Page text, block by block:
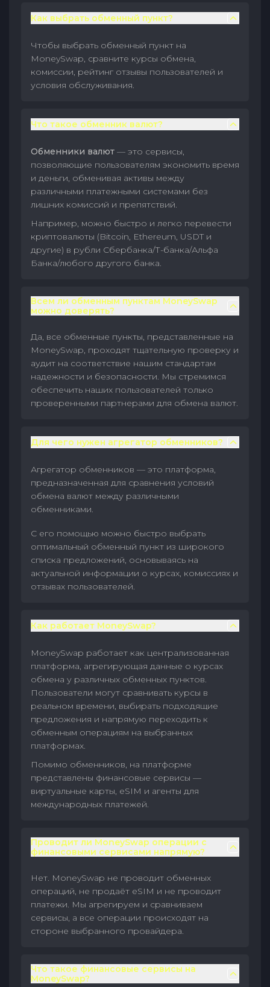
Как выбрать обменный пункт?
Чтобы выбрать обменный пункт на
MoneySwap, сравните курсы обмена,
комиссии, рейтинг отзывы пользователей и
условия обслуживания.
Что такое обменник валют?
Обменники валют — это сервисы,
позволяющие пользователям экономить время
и деньги, обменивая активы между
различными платежными системами без
лишних комиссий и препятствий.
Например, можно быстро и легко перевести
криптовалюты (Bitcoin, Ethereum, USDT и
другие) в рубли Сбербанка/Т-банка/Альфа
Банка/любого другого банка.
Всем ли обменным пунктам MoneySwap
можно доверять?
Да, все обменные пункты, представленные на
MoneySwap, проходят тщательную проверку и
аудит на соответствие нашим стандартам
надежности и безопасности. Мы стремимся
обеспечить наших пользователей только
проверенными партнерами для обмена валют.
Для чего нужен агрегатор обменников?
Агрегатор обменников — это платформа,
предназначенная для сравнения условий
обмена валют между различными
обменниками.
С его помощью можно быстро выбрать
оптимальный обменный пункт из широкого
списка предложений, основываясь на
актуальной информации о курсах, комиссиях и
отзывах пользователей.
Как работает MoneySwap?
MoneySwap работает как централизованная
платформа, агрегирующая данные о курсах
обмена у различных обменных пунктов.
Пользователи могут сравнивать курсы в
реальном времени, выбирать подходящие
предложения и напрямую переходить к
обменным операциям на выбранных
платформах.
Помимо обменников, на платформе
представлены финансовые сервисы —
виртуальные карты, eSIM и агенты для
международных платежей.
Проводит ли MoneySwap операции с
финансовыми сервисами напрямую?
Нет. MoneySwap не проводит обменных
операций, не продаёт eSIM и не проводит
платежи. Мы агрегируем и сравниваем
сервисы, а все операции происходят на
стороне выбранного провайдера.
Что такое финансовые сервисы на
MoneySwap?